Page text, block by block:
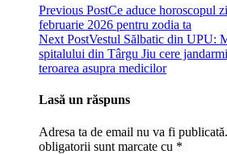
Previous PostCe aduce horoscopul
februarie 2026 pentru zodia ta
Next PostVestul Sălbatic din UPU:
spitalului din Târgu Jiu cere
teroarea asupra medicilor
Lasă un răspuns
Adresa ta de email nu va fi publicată.
obligatorii sunt marcate cu *